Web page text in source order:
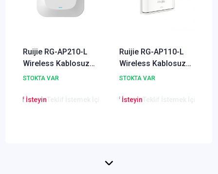
Ruijie RG-AP210-L
Wireless Kablosuz
Aktarıcı
STOKTA VAR
Teklif İsteyin Teklif İstemek İçin Tıklayınız
Ruijie RG-AP110-L
Wireless Kablosuz
Aktarıcı
STOKTA VAR
Lütfen Teklif İsteyin